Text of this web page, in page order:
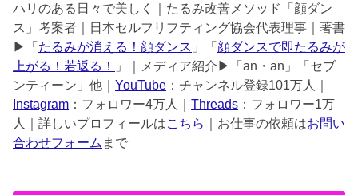
ハリのある日々で美しく｜たるみ改善メソッド「顔ダン
ス」考案者｜日本セルフリフティング協会代表理事｜著書
▶︎「 たるみが消える！顔ダンス 」「 顔ダンスで即たるみが
上がる！若返る！
」｜メディア紹介▶︎「an・an」「セブ
ンティーン」他｜ YouTube ：チャンネル登録101万人｜
Instagram ：フォロワー4万人｜ Threads ：フォロワー1万
人｜詳しいプロフィールはこちら ｜お仕事の依頼はお問い
合わせフォーム まで